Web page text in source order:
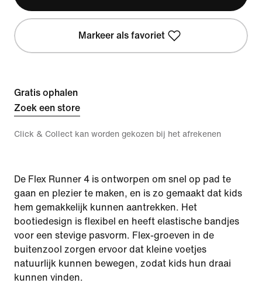
Markeer als favoriet
Gratis ophalen
Zoek een store
Click & Collect kan worden gekozen bij het afrekenen
De Flex Runner 4 is ontworpen om snel op pad te
gaan en plezier te maken, en is zo gemaakt dat kids
hem gemakkelijk kunnen aantrekken. Het
bootiedesign is flexibel en heeft elastische bandjes
voor een stevige pasvorm. Flex-groeven in de
buitenzool zorgen ervoor dat kleine voetjes
natuurlijk kunnen bewegen, zodat kids hun draai
kunnen vinden.